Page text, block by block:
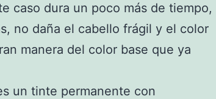
caso dura un poco más de tiempo,
no daña el cabello frágil y el color
manera del color base que ya
un tinte permanente con